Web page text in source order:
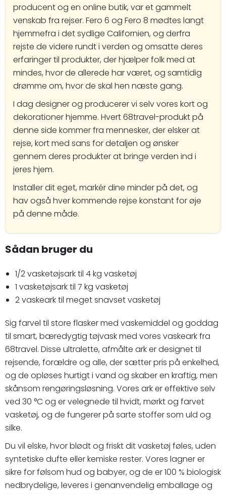
producent og en online butik, var et gammelt
venskab fra rejser. Fero 6 og Fero 8 mødtes langt
hjemmefra i det sydlige Californien, og derfra
rejste de videre rundt i verden og omsatte deres
erfaringer til produkter, der hjælper folk med at
mindes, hvor de allerede har været, og samtidig
drømme om, hvor de skal hen næste gang.
I dag designer og producerer vi selv vores kort og
dekorationer hjemme. Hvert 68travel-produkt på
denne side kommer fra mennesker, der elsker at
rejse, kort med sans for detaljen og ønsker
gennem deres produkter at bringe verden ind i
jeres hjem.
Installer dit eget, markér dine minder på det, og
hav også hver kommende rejse konstant for øje
på denne måde.
Sådan bruger du
1/2 vasketøjsark til 4 kg vasketøj
1 vasketøjsark til 7 kg vasketøj
2 vaskeark til meget snavset vasketøj
Sig farvel til store flasker med vaskemiddel og goddag
til smart, bæredygtig tøjvask med vores vaskeark fra
68travel. Disse ultralette, afmålte ark er designet til
rejsende, forældre og alle, der sætter pris på enkelhed,
og de opløses hurtigt i vand og skaber en kraftig, men
skånsom rengøringsløsning. Vores ark er effektive selv
ved 30 °C og er velegnede til hvidt, mørkt og farvet
vasketøj, og de fungerer på sarte stoffer som uld og
silke.
Du vil elske, hvor blødt og friskt dit vasketøj føles, uden
syntetiske dufte eller kemiske rester. Vores lagner er
sikre for følsom hud og babyer, og de er 100 % biologisk
nedbrydelige, leveres i genanvendelig emballage og